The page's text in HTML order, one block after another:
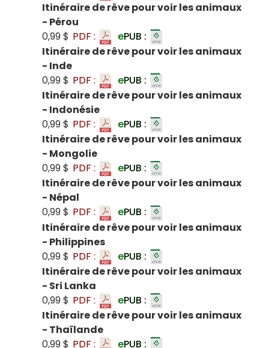
Itinéraire de rêve pour voir les animaux
- Pérou
0,99 $ PDF : ePUB :
Itinéraire de rêve pour voir les animaux
- Inde
0,99 $ PDF : ePUB :
Itinéraire de rêve pour voir les animaux
- Indonésie
0,99 $ PDF : ePUB :
Itinéraire de rêve pour voir les animaux
- Mongolie
0,99 $ PDF : ePUB :
Itinéraire de rêve pour voir les animaux
- Népal
0,99 $ PDF : ePUB :
Itinéraire de rêve pour voir les animaux
- Philippines
0,99 $ PDF : ePUB :
Itinéraire de rêve pour voir les animaux
- Sri Lanka
0,99 $ PDF : ePUB :
Itinéraire de rêve pour voir les animaux
- Thaïlande
0,99 $ PDF : ePUB :